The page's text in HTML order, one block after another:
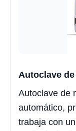
Autoclave de
Autoclave de
automático,
trabaja con